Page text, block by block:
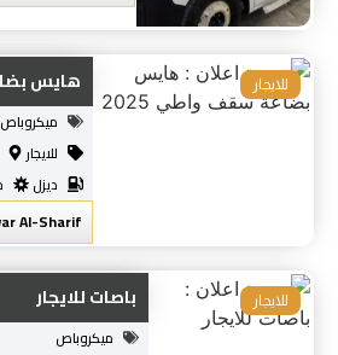
هايس
ميكروباص
للايجار
ديزل
Al-Sharif
للايجار
باصات للايجار
ميكروباص
للايجار